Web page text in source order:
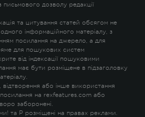
дозволу редакції
та цитування статей обсягом не
інформаційного матеріалу, з
посилання на джерело, а для
для пошукових систем
від індексації пошуковими
має бути розміщене в підзаголовку
відтворення або інше використання
посилання на rexfeatures.com або
заборонені.
! та P розміщені на правах реклами.